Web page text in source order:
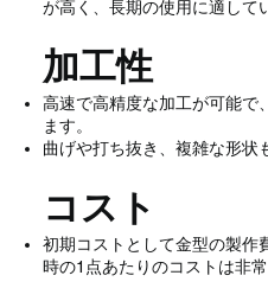
が高く、長期の使用に適して
加工性
高速で高精度な加工が可能で
ます。
曲げや打ち抜き、複雑な形状
コスト
初期コストとして金型の製作
時の1点あたりのコストは非